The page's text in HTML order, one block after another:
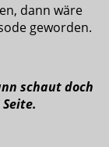
dann wäre
geworden.
schaut doch
Seite.